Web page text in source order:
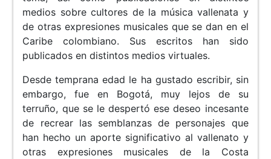
medios sobre cultores de la música vallenata y
de otras expresiones musicales que se dan en el
Caribe colombiano. Sus escritos han sido
publicados en distintos medios virtuales.
Desde temprana edad le ha gustado escribir, sin
embargo, fue en Bogotá, muy lejos de su
terruño, que se le despertó ese deseo incesante
de recrear las semblanzas de personajes que
han hecho un aporte significativo al vallenato y
otras expresiones musicales de la Costa